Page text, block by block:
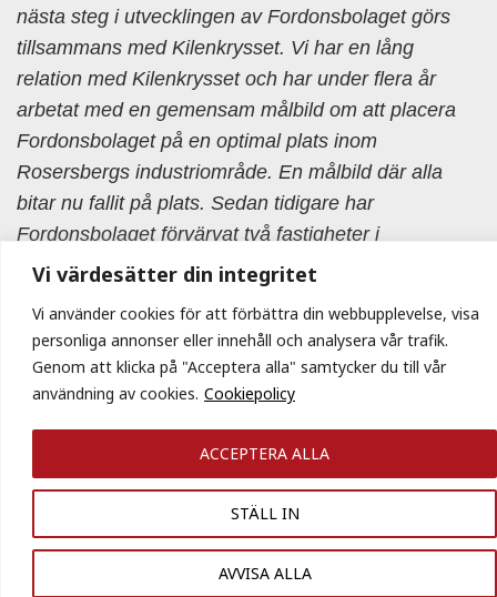
Vi värdesätter din integritet
Vi använder cookies för att förbättra din webbupplevelse, visa
personliga annonser eller innehåll och analysera vår trafik.
Genom att klicka på "Acceptera alla" samtycker du till vår
användning av cookies. Cookiepolicy
STÄLL IN
AVVISA ALLA
ACCEPTERA ALLA
nästa steg i utvecklingen av Fordonsbolaget görs
tillsammans med Kilenkrysset. Vi har en lång
relation med Kilenkrysset och har under flera år
arbetat med en gemensam målbild om att placera
Fordonsbolaget på en optimal plats inom
Rosersbergs industriområde. En målbild där alla
bitar nu fallit på plats. Sedan tidigare har
Fordonsbolaget förvärvat två fastigheter i
Rosersberg intill e4an för att säkerställa bolagets
Kilenkrysset säger Danny Attar, vd Fordonsbolaget.
För mer information, vänligen kontakta
Jan Persson, vd, ägare och styrelseordförande
E-post:jan.persson@kilenkrysset.se
Telefon: 070- 766 54 04
, vd Fordonsbolaget